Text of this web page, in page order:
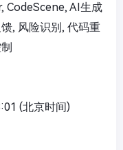
CodeScene, AI生成
, 风险识别, 代码重
(北京时间)